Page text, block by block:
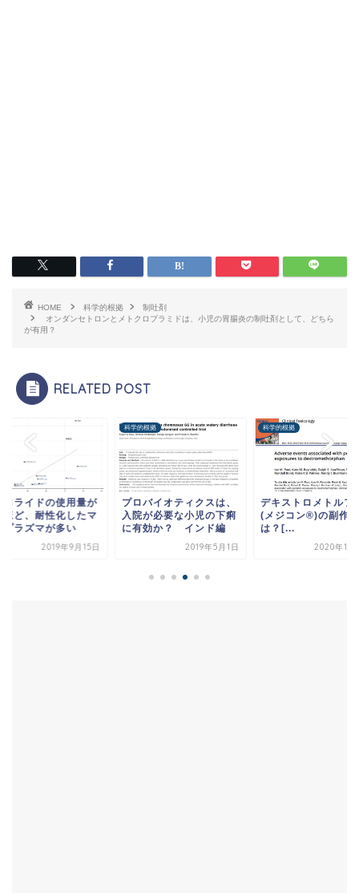
HOME 科学的根拠
制吐剤
オンダンセトロンとメトクロプラミドは、小児の胃腸炎の制吐剤として、どちら
が有用？
RELATED POST
ロライドの使用量が
ほど、耐性化したマ
プラズマが多い
2019年9月15日
科学的根拠
プロバイオティクスは、
入院が必要な小児の下痢
に有効か？ インド編
2019年5月1日
科学的根拠
デキストロメトルフ
(メジコン®️)の副作用
は？[...
2020年11